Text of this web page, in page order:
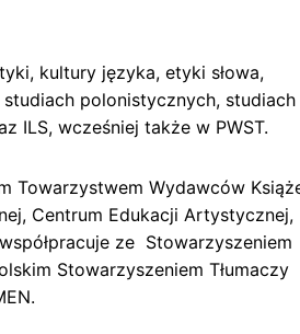
kultury języka, etyki słowa,
polonistycznych, studiach
ILS, wcześniej także w PWST.
Towarzystwem Wydawców
Centrum Edukacji Artystycznej,
ze Stowarzyszeniem
Stowarzyszeniem Tłumaczy